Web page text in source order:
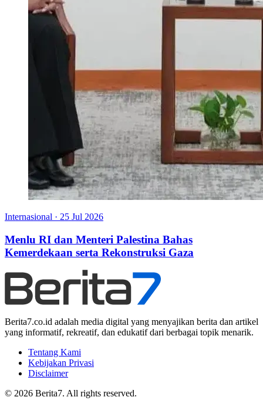
Internasional · 25 Jul 2026
Menlu RI dan Menteri Palestina Bahas
Kemerdekaan serta Rekonstruksi Gaza
Berita7.co.id adalah media digital yang menyajikan berita dan artikel
yang informatif, rekreatif, dan edukatif dari berbagai topik menarik.
Tentang Kami
Kebijakan Privasi
Disclaimer
© 2026 Berita7. All rights reserved.